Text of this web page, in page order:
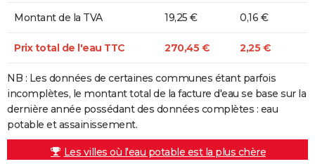
Montant de la TVA 19,25 € 0,16 €
Prix total de l'eau TTC 270,45 € 2,25 €
NB : Les données de certaines communes étant parfois
incomplètes, le montant total de la facture d'eau se base sur la
dernière année possédant des données complètes : eau
potable et assainissement.
Les villes où l'eau potable est la plus chère